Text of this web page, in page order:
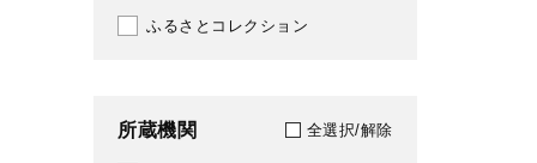
1997
1999
ふるさとコレクション
所蔵機関 全選択/解除